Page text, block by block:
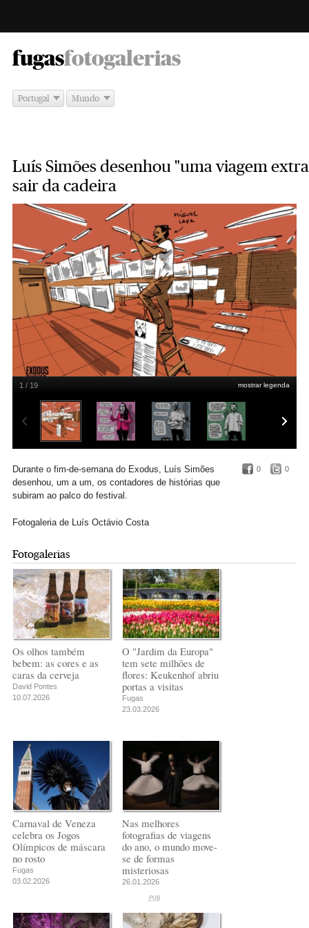
fugas -
fotogalerias
Portugal Mundo
Luís Simões desenhou "uma viagem
sair da cadeira
mostrar legenda
1 / 19
0 0
Durante o fim-de-semana do Exodus, Luís Simões
desenhou, um a um, os contadores de histórias que
subiram ao palco do festival.
Fotogaleria de Luís Octávio Costa
Fotogalerias
Os olhos também
bebem: as cores e as
caras da cerveja
David Pontes
10.07.2026
O "Jardim da Europa"
tem sete milhões de
flores: Keukenhof abriu
portas a visitas
Fugas
23.03.2026
Carnaval de Veneza
celebra os Jogos
Olímpicos de máscara
no rosto
Fugas
03.02.2026
Nas melhores
fotografias de viagens
do ano, o mundo move-
se de formas
misteriosas
26.01.2026
PUB
PUB